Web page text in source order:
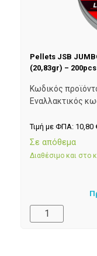
Pellets JSB
(20,83gr) – 200pcs
Κωδικός
Εναλλακτικός
Τιμή με ΦΠΑ: 10,80
Σε απόθεμα
Διαθέσιμο και